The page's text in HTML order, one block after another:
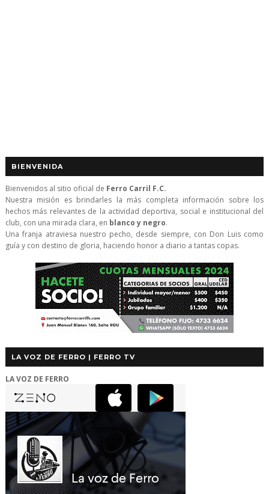
BIENVENIDA
Bienvenidos al sitio oficial de Ferro Carril F.C.
Nuestra misión es brindarles la más completa información sobre los
hechos más relevantes de la actividad deportiva, social e institucional del
club, con una mirada clara, en blanco y negro.
Una franja atraviesa nuestro pecho, desde siempre, con Don Luis como
guía y con destino de gloria, haciendo honor a diario a tantas copas.
LA VOZ DE FERRO | FERRO TV
LA VOZ DE FERRO